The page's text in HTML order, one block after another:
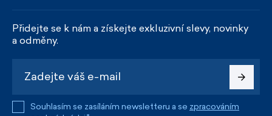
Přidejte se k nám a získejte exkluzivní slevy, novinky
a odměny.
Souhlasím se zasíláním newsletteru a se zpracováním